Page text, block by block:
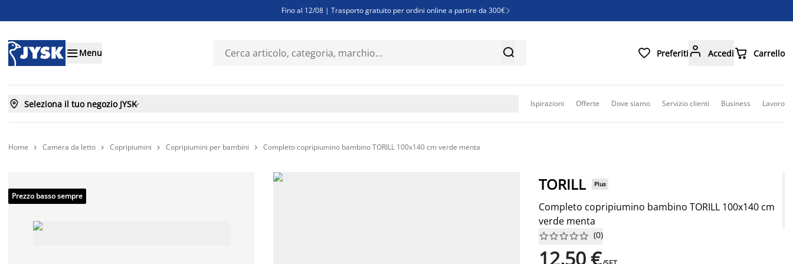
Fino al 12/08 | Trasporto gratuito per ordini online a partire da 300€ 
Finanziamenti - Scegli il piano di rimborso più adatto a te
Menu   Preferiti  Accedi Carrello
 Seleziona il tuo negozio JYSK Ispirazioni Offerte Dove siamo Servizio clienti Business Lavoro
Home  Camera da letto  Copripiumini  Copripiumini per bambini  Completo copripiumino bambino TORILL 100x140 cm verde menta
Prezzo basso sempre
TORILL Plus
Completo copripiumino bambino TORILL 100x140 cm
verde menta





 (0)
12,50 €